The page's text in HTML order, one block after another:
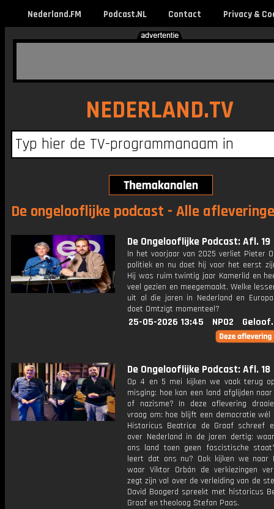
Nederland.FM Podcast.NL Contact Privacy &
NEDERLAND.TV
De ongelooflijke podcast - Alle
De Ongelooflijke Podcast: Afl. 19
In het voorjaar van 2025 verliet Pieter
politiek en nu doet hij voor het eerst
Hij was ruim twintig jaar Kamerlid en
veel gezien en meegemaakt. Welke
uit al die jaren in Nederland en
doet Omtzigt momenteel?
25-05-2026 13:45 NPO2
De Ongelooflijke Podcast: Afl. 18
Op 4 en 5 mei kijken we vaak terug
misging: hoe kan een land afglijden
of nazisme? In deze aflevering
vraag om: hoe blijft een democratie wél
Historicus Beatrice de Graaf schreef
over Nederland in de jaren dertig:
ons land toen geen fascistische
leert dat ons nu? Ook kijken we naar
waar Viktor Orbán de verkiezingen
zegt zijn val over de verleiding van de
David Boogerd spreekt met historicus
Graaf en theoloog Stefan Paas.